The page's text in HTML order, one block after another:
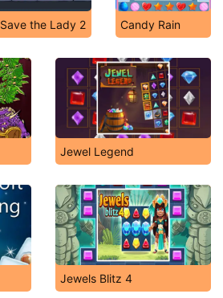
Save the Lady 2 Candy Rain
Jewel Legend
Jewels Blitz 4